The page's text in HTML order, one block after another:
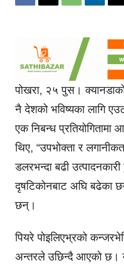
पोखरा, २५ पुस। क्यानडाको
नै देशको भविष्यका लागि
एक निबन्ध प्रतियोगितामा
थिए, “उपभोक्ता र
डलरभन्दा बढी
दृषटिकोनबाट अघि बढेका
छन्।
पियरे पोइलिएभ्रको
अन्तरले उछिन्दै आएको छ।